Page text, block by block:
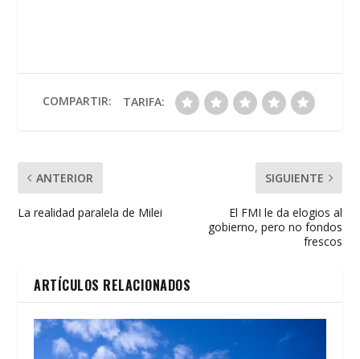
o
o
A
p
ar
ti
COMPARTIR: TARIFA:
ANTERIOR
La realidad paralela de Milei
SIGUIENTE
El FMI le da elogios al
gobierno, pero no fondos
frescos
ARTÍCULOS RELACIONADOS